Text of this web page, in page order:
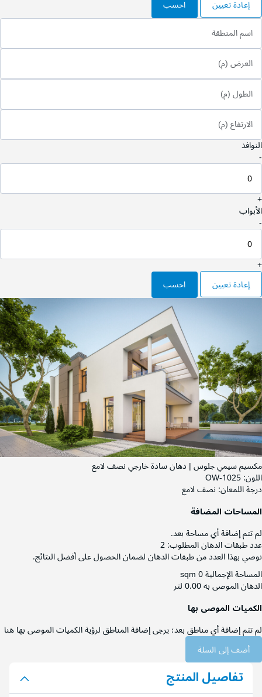
إعادة تعيين
احسب
اسم المنطقة
العرض (م)
الطول (م)
الارتفاع (م)
النوافذ
-
+
الأبواب
-
+
إعادة تعيين
احسب
مكسيم سيمي جلوس | دهان سادة خارجي نصف لامع
اللون:OW-1025
درجة اللمعان: نصف لامع
المساحات المضافة
لم تتم إضافة أي مساحة بعد.
عدد طبقات الدهان المطلوب:2
نوصي بهذا العدد من طبقات الدهان لضمان الحصول على أفضل النتائج.
المساحة الإجمالية0 sqm
الدهان الموصى به0.00 لتر
الكميات الموصى بها
لم تتم إضافة أي مناطق بعد؛ يرجى إضافة المناطق لرؤية الكميات الموصى بها هنا
أضف إلى السلة
تفاصيل المنتج